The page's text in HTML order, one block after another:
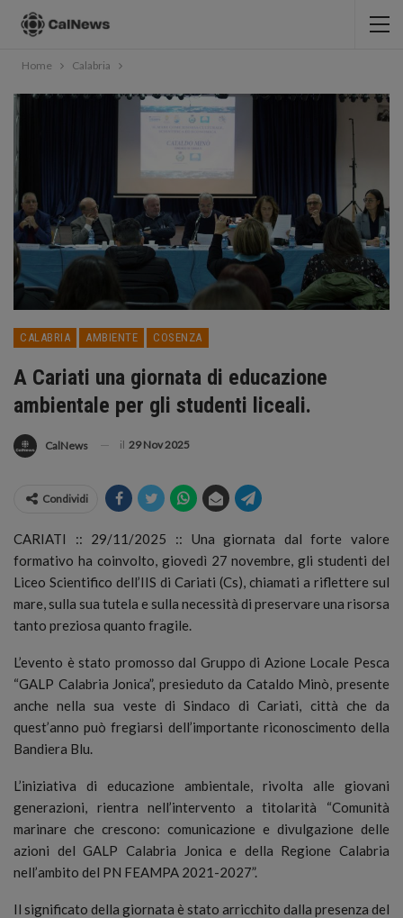
Home Calabria
CALABRIA AMBIENTE COSENZA
A Cariati una giornata di educazione
ambientale per gli studenti liceali.
CalNews il 29 Nov 2025
Condividi
CARIATI :: 29/11/2025 :: Una giornata dal forte valore
formativo ha coinvolto, giovedì 27 novembre, gli studenti del
Liceo Scientifico dell’IIS di Cariati (Cs), chiamati a riflettere sul
mare, sulla sua tutela e sulla necessità di preservare una risorsa
tanto preziosa quanto fragile.
L’evento è stato promosso dal Gruppo di Azione Locale Pesca
“GALP Calabria Jonica”, presieduto da Cataldo Minò, presente
anche nella sua veste di Sindaco di Cariati, città che da
quest’anno può fregiarsi dell’importante riconoscimento della
Bandiera Blu.
L’iniziativa di educazione ambientale, rivolta alle giovani
generazioni, rientra nell’intervento a titolarità “Comunità
marinare che crescono: comunicazione e divulgazione delle
azioni del GALP Calabria Jonica e della Regione Calabria
nell’ambito del PN FEAMPA 2021-2027”.
Il significato della giornata è stato arricchito dalla presenza del